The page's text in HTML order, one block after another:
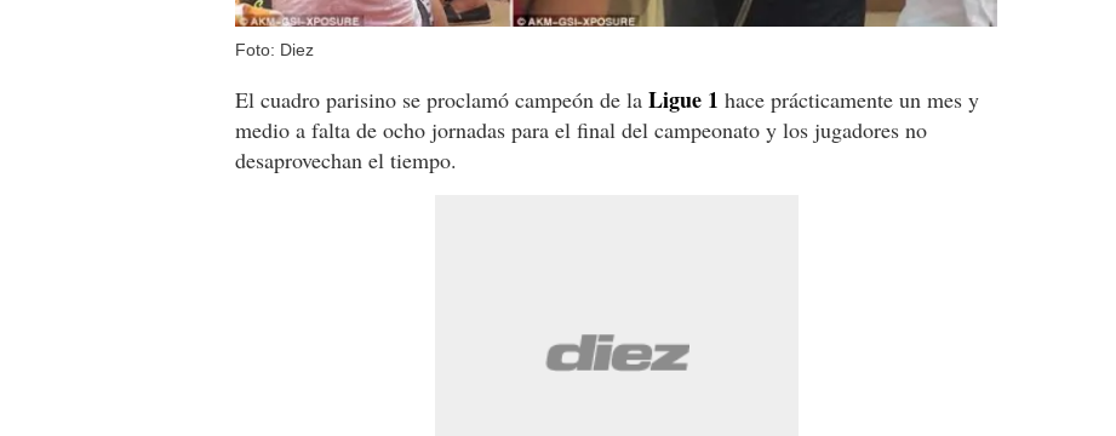
Foto: Diez
El cuadro parisino se proclamó campeón de la Ligue 1 hace prácticamente un mes y
medio a falta de ocho jornadas para el final del campeonato y los jugadores no
desaprovechan el tiempo.